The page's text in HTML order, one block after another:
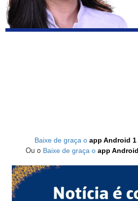
Baixe de graça o app Android 1
Ou o Baixe de graça o app